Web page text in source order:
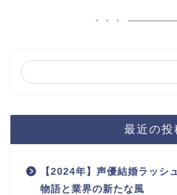
最近の投
【2024年】声優結婚ラッシ
物語と業界の新たな風